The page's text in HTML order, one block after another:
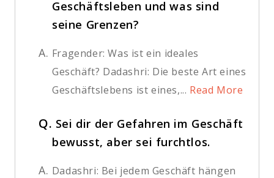
Geschäftsleben und was sind
seine Grenzen?
A. Fragender: Was ist ein ideales
Geschäft? Dadashri: Die beste Art eines
Geschäftslebens ist eines,... Read More
Q. Sei dir der Gefahren im Geschäft
bewusst, aber sei furchtlos.
A. Dadashri: Bei jedem Geschäft hängen